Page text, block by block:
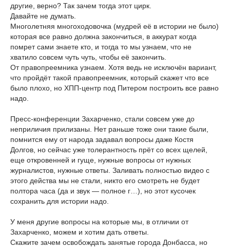
другие, верно? Так зачем тогда этот цирк.
Давайте не думать.
Многолетняя многоходовочка (мудрей её в истории не было)
которая все равно должна закончиться, в аккурат когда
помрет сами знаете кто, и тогда то мы узнаем, что не
хватило совсем чуть чуть, чтобы её закончить.
От правопреемника узнаем. Хотя ведь не исключён вариант,
что пройдёт такой правопреемник, который скажет что все
было плохо, но ХПП-центр под Питером построить все равно
надо.
Пресс-конференции Захарченко, стали совсем уже до
неприличия прилизаны. Нет раньше тоже они такие были,
помнится ему от народа задавал вопросы даже Костя
Долгов, но сейчас уже толерантность прёт со всех щелей,
еще откровенней и гуще, нужные вопросы от нужных
журналистов, нужные ответы. Заливать полностью видео с
этого действа мы не стали, никто его смотреть не будет
полтора часа (да и звук — полное г…), но этот кусочек
сохранить для истории надо.
У меня другие вопросы на которые мы, в отличии от
Захарченко, можем и хотим дать ответы.
Скажите зачем освобождать занятые города Донбасса, но